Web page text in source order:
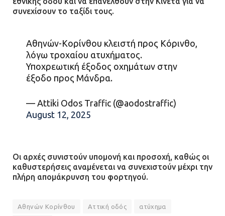
συνεχίσουν το ταξίδι τους.
Αθηνών-Κορίνθου κλειστή προς Κόρινθο,
λόγω τροχαίου ατυχήματος.
Υποχρεωτική έξοδος οχημάτων στην
έξοδο προς Μάνδρα.
— Attiki Odos Traffic (@aodostraffic)
August 12, 2025
Οι αρχές συνιστούν υπομονή και προσοχή, καθώς οι
καθυστερήσεις αναμένεται να συνεχιστούν μέχρι την
πλήρη απομάκρυνση του φορτηγού.
Αθηνών Κορίνθου Αττική οδός ατύχημα